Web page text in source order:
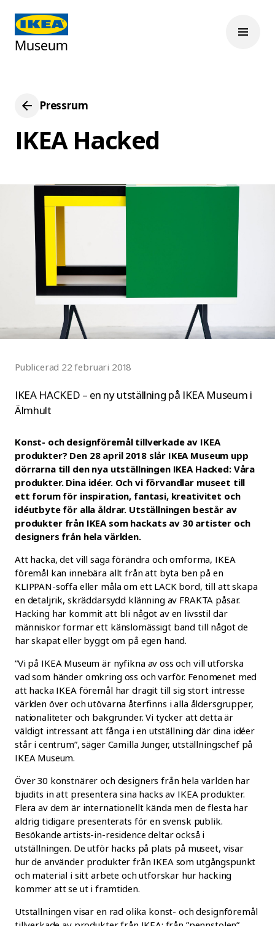
Pressrum
IKEA Hacked
Publicerad 22 februari 2018
IKEA HACKED – en ny utställning på IKEA Museum i
Älmhult
Konst- och designföremål tillverkade av IKEA
produkter? Den 28 april 2018 slår IKEA Museum upp
dörrarna till den nya utställningen IKEA Hacked: Våra
produkter. Dina idéer. Och vi förvandlar museet till
ett forum för inspiration, fantasi, kreativitet och
idéutbyte för alla åldrar. Utställningen består av
produkter från IKEA som hackats av 30 artister och
designers från hela världen.
Att hacka, det vill säga förändra och omforma, IKEA
föremål kan innebära allt från att byta ben på en
KLIPPAN-soffa eller måla om ett LACK bord, till att skapa
en detaljrik, skräddarsydd klänning av FRAKTA påsar.
Hacking har kommit att bli något av en livsstil där
människor formar ett känslomässigt band till något de
har skapat eller byggt om på egen hand.
”Vi på IKEA Museum är nyfikna av oss och vill utforska
vad som händer omkring oss och varför. Fenomenet med
att hacka IKEA föremål har dragit till sig stort intresse
världen över och utövarna återfinns i alla åldersgrupper,
nationaliteter och bakgrunder. Vi tycker att detta är
väldigt intressant att fånga i en utställning där dina idéer
står i centrum”, säger Camilla Junger, utställningschef på
IKEA Museum.
Över 30 konstnärer och designers från hela världen har
bjudits in att presentera sina hacks av IKEA produkter.
Flera av dem är internationellt kända men de flesta har
aldrig tidigare presenterats för en svensk publik.
Besökande artists-in-residence deltar också i
utställningen. De utför hacks på plats på museet, visar
hur de använder produkter från IKEA som utgångspunkt
och material i sitt arbete och utforskar hur hacking
kommer att se ut i framtiden.
Utställningen visar en rad olika konst- och designföremål